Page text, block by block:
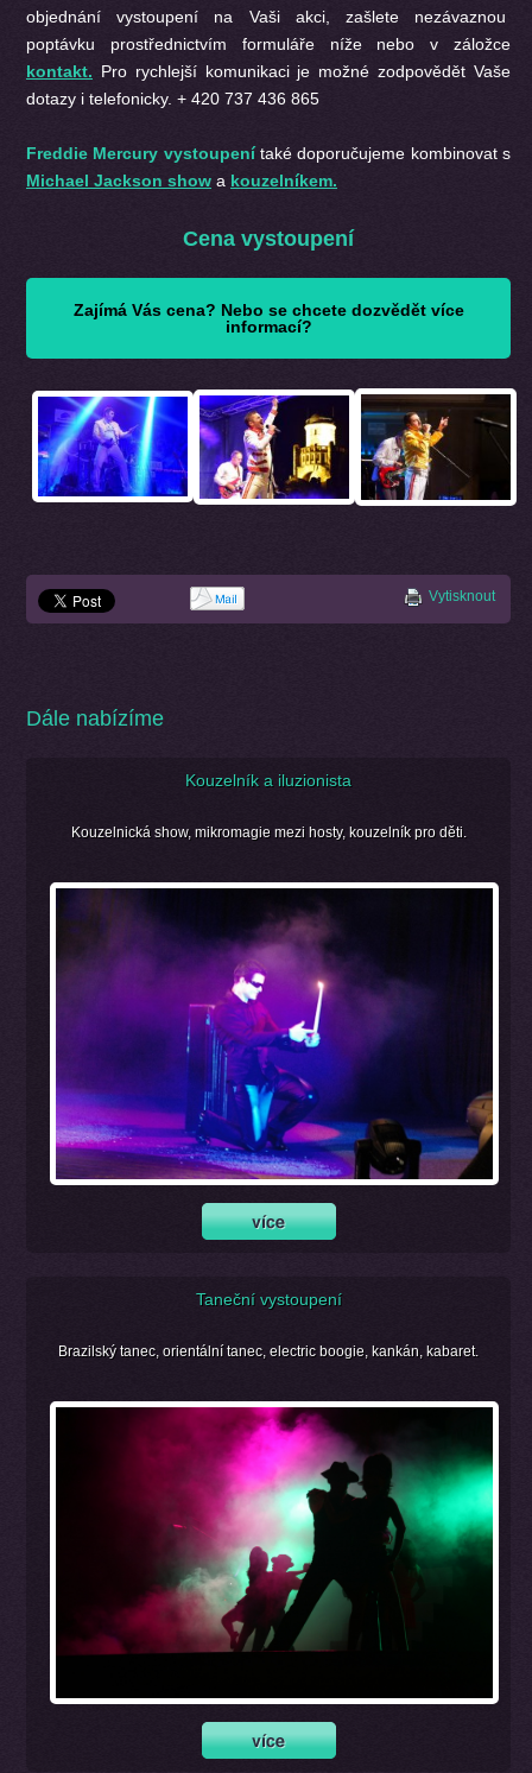
objednání vystoupení na Vaši akci, zašlete nezávaznou
poptávku prostřednictvím formuláře níže nebo v záložce
kontakt. Pro rychlejší komunikaci je možné zodpovědět Vaše
dotazy i telefonicky. + 420 737 436 865
Freddie Mercury vystoupenítaké doporučujeme kombinovat s
Michael Jackson show a kouzelníkem.
Cena vystoupení
Zajímá Vás cena? Nebo se chcete dozvědět více
informací?
Vytisknout
Dále nabízíme
Kouzelník a iluzionista
Kouzelnická show, mikromagie mezi hosty, kouzelník pro děti.
Taneční vystoupení
Brazilský tanec, orientální tanec, electric boogie, kankán, kabaret.